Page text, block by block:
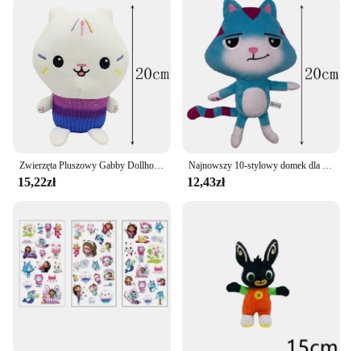
play possibilities, the Gaby S Dollhouse is a must-
have for any child's collection.
Zwierzęta Pluszowy Gabby Dollhouse Lovely Plush Gaby Toy Plush House Cat Doll Cartoon Stuffed Animals Mermaid Cat Plushie Dolls Kids
15,22zł
Najnowszy 10-stylowy domek dla lalek Gabby Pluszowa zabawka Mercat Kreskówka Wypchane zwierzęta Syrenka Kot Pluszowa lalka Dzieci Urodziny Prezenty świąteczne
12,43zł